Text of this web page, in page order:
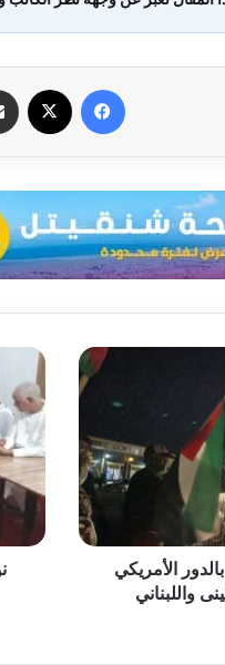
فيسبوك
الأمريكي
واللبناني